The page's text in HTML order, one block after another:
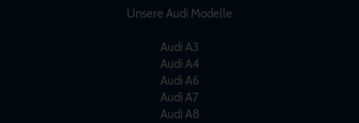
Unsere Audi Modelle
Audi A3
Audi A4
Audi A6
Audi A7
Audi A8